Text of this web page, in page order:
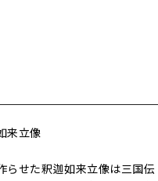
来立像
らせた釈迦如来立像は三国伝